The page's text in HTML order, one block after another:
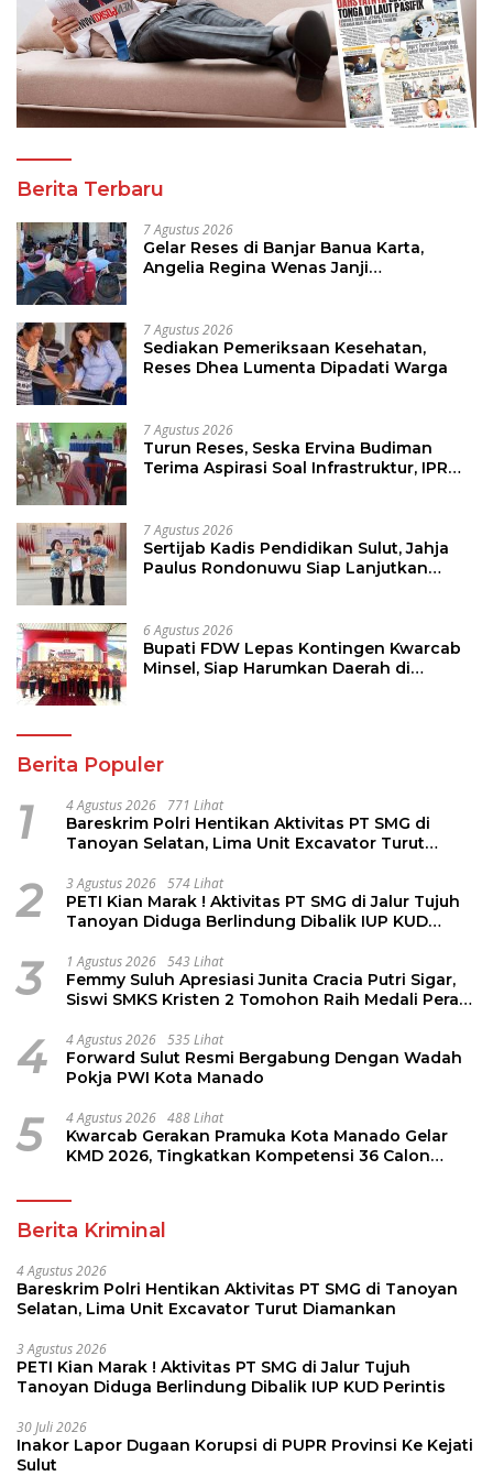
Berita Terbaru
7 Agustus 2026
Gelar Reses di Banjar Banua Karta,
Angelia Regina Wenas Janji
7 Agustus 2026
Sediakan Pemeriksaan Kesehatan,
Reses Dhea Lumenta Dipadati Warga
7 Agustus 2026
Turun Reses, Seska Ervina Budiman
Terima Aspirasi Soal Infrastruktur, IPR
7 Agustus 2026
Sertijab Kadis Pendidikan Sulut, Jahja
Paulus Rondonuwu Siap Lanjutkan
6 Agustus 2026
Bupati FDW Lepas Kontingen Kwarcab
Minsel, Siap Harumkan Daerah di
Berita Populer
1 4 Agustus 2026 771 Lihat
Bareskrim Polri Hentikan Aktivitas PT SMG di
Tanoyan Selatan, Lima Unit Excavator Turut
2 3 Agustus 2026 574 Lihat
PETI Kian Marak ! Aktivitas PT SMG di Jalur Tujuh
Tanoyan Diduga Berlindung Dibalik IUP KUD
3 1 Agustus 2026 543 Lihat
Femmy Suluh Apresiasi Junita Cracia Putri Sigar,
Siswi SMKS Kristen 2 Tomohon Raih Medali Perak
4 4 Agustus 2026 535 Lihat
Forward Sulut Resmi Bergabung Dengan Wadah
Pokja PWI Kota Manado
5 4 Agustus 2026 488 Lihat
Kwarcab Gerakan Pramuka Kota Manado Gelar
KMD 2026, Tingkatkan Kompetensi 36 Calon
Berita Kriminal
4 Agustus 2026
Bareskrim Polri Hentikan Aktivitas PT SMG di Tanoyan
Selatan, Lima Unit Excavator Turut Diamankan
3 Agustus 2026
PETI Kian Marak ! Aktivitas PT SMG di Jalur Tujuh
Tanoyan Diduga Berlindung Dibalik IUP KUD Perintis
30 Juli 2026
Inakor Lapor Dugaan Korupsi di PUPR Provinsi Ke Kejati
Sulut